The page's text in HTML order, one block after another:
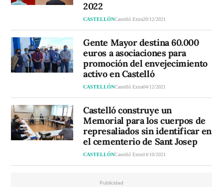
2022
CASTELLÓNCastelló Extra20/12/2021
Gente Mayor destina 60.000
euros a asociaciones para
promoción del envejecimiento
activo en Castelló
CASTELLÓNCastelló Extra04/12/2021
Castelló construye un
Memorial para los cuerpos de
represaliados sin identificar en
el cementerio de Sant Josep
CASTELLÓNCastelló Extra14/10/2021